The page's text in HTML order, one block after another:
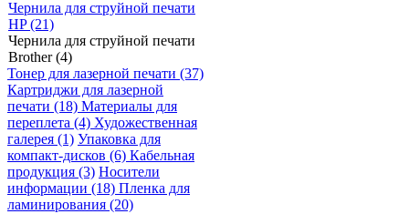
Чернила для струйной печати
HP (21)
Чернила для струйной печати
Brother (4)
Тонер для лазерной печати (37)
Картриджи для лазерной
печати (18) Материалы для
переплета (4) Художественная
галерея (1) Упаковка для
компакт-дисков (6) Кабельная
продукция (3) Носители
информации (18) Пленка для
ламинирования (20)